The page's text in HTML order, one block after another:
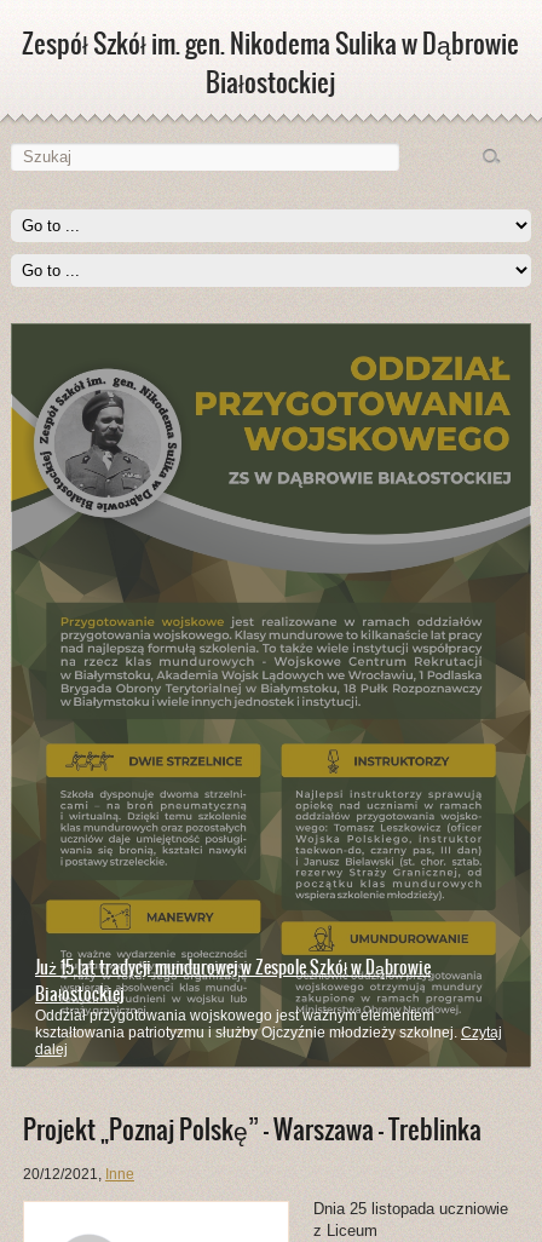
Zespół Szkół im. gen. Nikodema Sulika w Dąbrowie
Białostockiej
Już 15 lat tradycji mundurowej w Zespole Szkół w Dąbrowie
Białostockiej
Oddział przygotowania wojskowego jest ważnym elementem
kształtowania patriotyzmu i służby Ojczyźnie młodzieży szkolnej. Czytaj
dalej
Projekt „Poznaj Polskę” – Warszawa – Treblinka
20/12/2021, Inne
Dnia 25 listopada uczniowie
z Liceum